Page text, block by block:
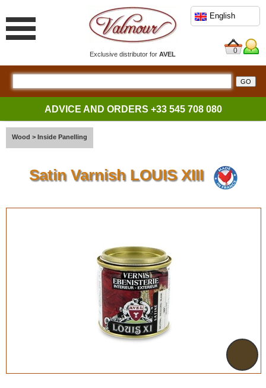
Exclusive distributor forAVEL
English
0
ADVICE AND ORDERS +33 545 708 080
Wood > Inside Panelling
Satin Varnish LOUIS XIII